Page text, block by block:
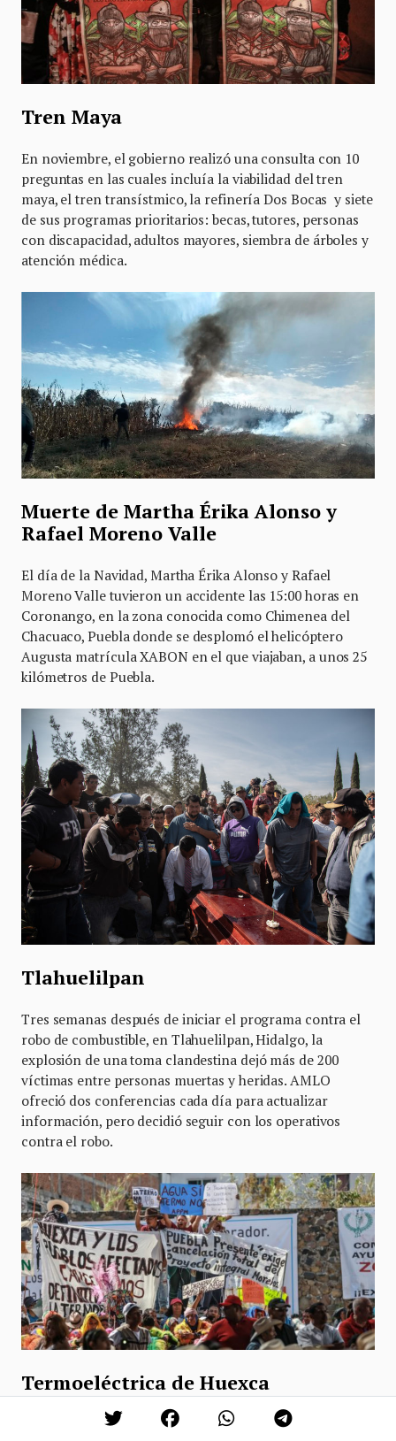
Tren Maya
En noviembre, el gobierno realizó una consulta con 10
preguntas en las cuales incluía la viabilidad del tren
maya, el tren transístmico, la refinería Dos Bocas y siete
de sus programas prioritarios: becas, tutores, personas
con discapacidad, adultos mayores, siembra de árboles y
atención médica.
Muerte de Martha Érika Alonso y
Rafael Moreno Valle
El día de la Navidad, Martha Érika Alonso y Rafael
Moreno Valle tuvieron un accidente las 15:00 horas en
Coronango, en la zona conocida como Chimenea del
Chacuaco, Puebla donde se desplomó el helicóptero
Augusta matrícula XABON en el que viajaban, a unos 25
kilómetros de Puebla.
Tlahuelilpan
Tres semanas después de iniciar el programa contra el
robo de combustible, en Tlahuelilpan, Hidalgo, la
explosión de una toma clandestina dejó más de 200
víctimas entre personas muertas y heridas. AMLO
ofreció dos conferencias cada día para actualizar
información, pero decidió seguir con los operativos
contra el robo.
Termoeléctrica de Huexca
El presidente visitó Morelos para conmemorar el